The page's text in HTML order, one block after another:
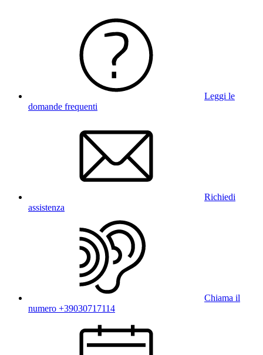
Leggi le
domande frequenti
Richiedi
assistenza
Chiama il
numero +39030717114